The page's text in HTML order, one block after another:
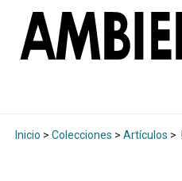
Inicio > Colecciones > Artículos >